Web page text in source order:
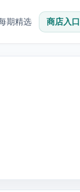
期精选 商店入口